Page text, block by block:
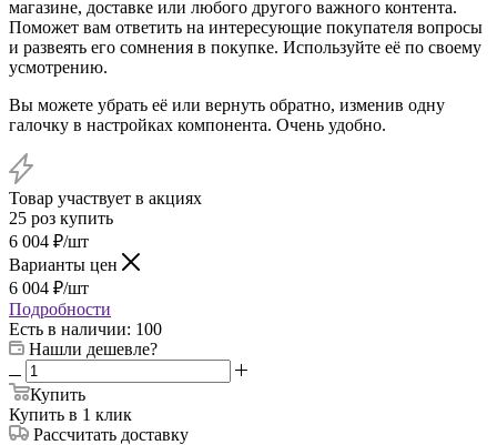
магазине, доставке или любого другого важного контента.
Поможет вам ответить на интересующие покупателя вопросы
и развеять его сомнения в покупке. Используйте её по своему
усмотрению.
Вы можете убрать её или вернуть обратно, изменив одну
галочку в настройках компонента. Очень удобно.
Товар участвует в акциях
25 роз купить
6 004 ₽/шт
Варианты цен
6 004 ₽/шт
Подробности
Есть в наличии: 100
Нашли дешевле?
Купить
Купить в 1 клик
Рассчитать доставку